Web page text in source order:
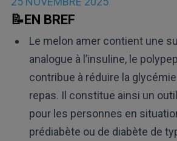
📝EN BREF
Le melon amer contient une
analogue à l’insuline, le
contribue à réduire la
repas. Il constitue ainsi un
pour les personnes en
prédiabète ou de diabète de